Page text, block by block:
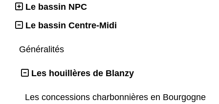
Le bassin NPC
Le bassin Centre-Midi
Généralités
Les houillères de Blanzy
Les concessions charbonnières en Bourgogne